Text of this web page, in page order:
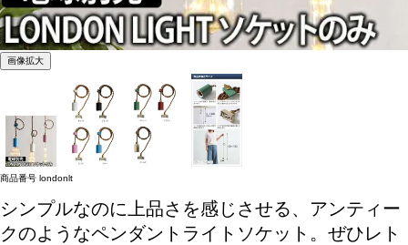
画像拡大
商品番号 londonlt
シンプルなのに上品さを感じさせる、アンティー
クのようなペンダントライトソケット。ぜひレト